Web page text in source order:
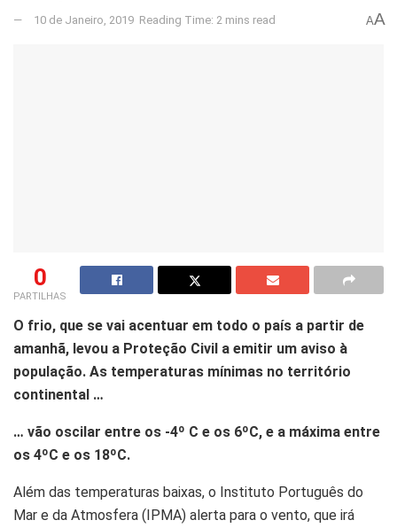
10 de Janeiro, 2019 Reading Time: 2 mins read AA
0
PARTILHAS
O frio, que se vai acentuar em todo o país a partir de
amanhã, levou a Proteção Civil a emitir um aviso à
população. As temperaturas mínimas no território
continental …
… vão oscilar entre os -4º C e os 6ºC, e a máxima entre
os 4ºC e os 18ºC.
Além das temperaturas baixas, o Instituto Português do
Mar e da Atmosfera (IPMA) alerta para o vento, que irá